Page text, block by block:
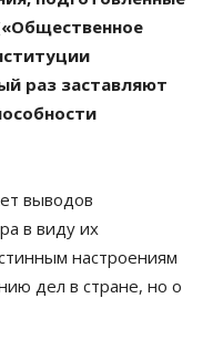
раз заставляют
выводов
в виду их
настроениям
дел в стране, но о